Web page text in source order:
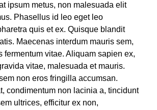
ipsum metus, non malesuada elit
Phasellus id leo eget leo
quis et ex. Quisque blandit
Maecenas interdum mauris sem,
fermentum vitae. Aliquam sapien ex,
vitae, malesuada et mauris.
non eros fringilla accumsan.
condimentum non lacinia a, tincidunt
ultrices, efficitur ex non,